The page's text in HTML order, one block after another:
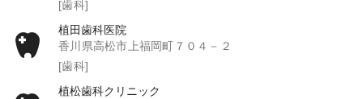
[歯科]
植田歯科医院
香川県高松市上福岡町７０４－２
[歯科]
植松歯科クリニック